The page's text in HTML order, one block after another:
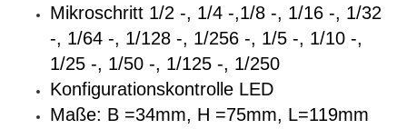
Mikroschritt 1/2 -, 1/4 -,1/8 -, 1/16 -, 1/32
-, 1/64 -, 1/128 -, 1/256 -, 1/5 -, 1/10 -,
1/25 -, 1/50 -, 1/125 -, 1/250
Konfigurationskontrolle LED
Maße: B =34mm, H =75mm, L=119mm